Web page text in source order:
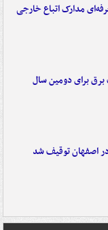
مدارک اتباع خارجی
برق برای دومین سال